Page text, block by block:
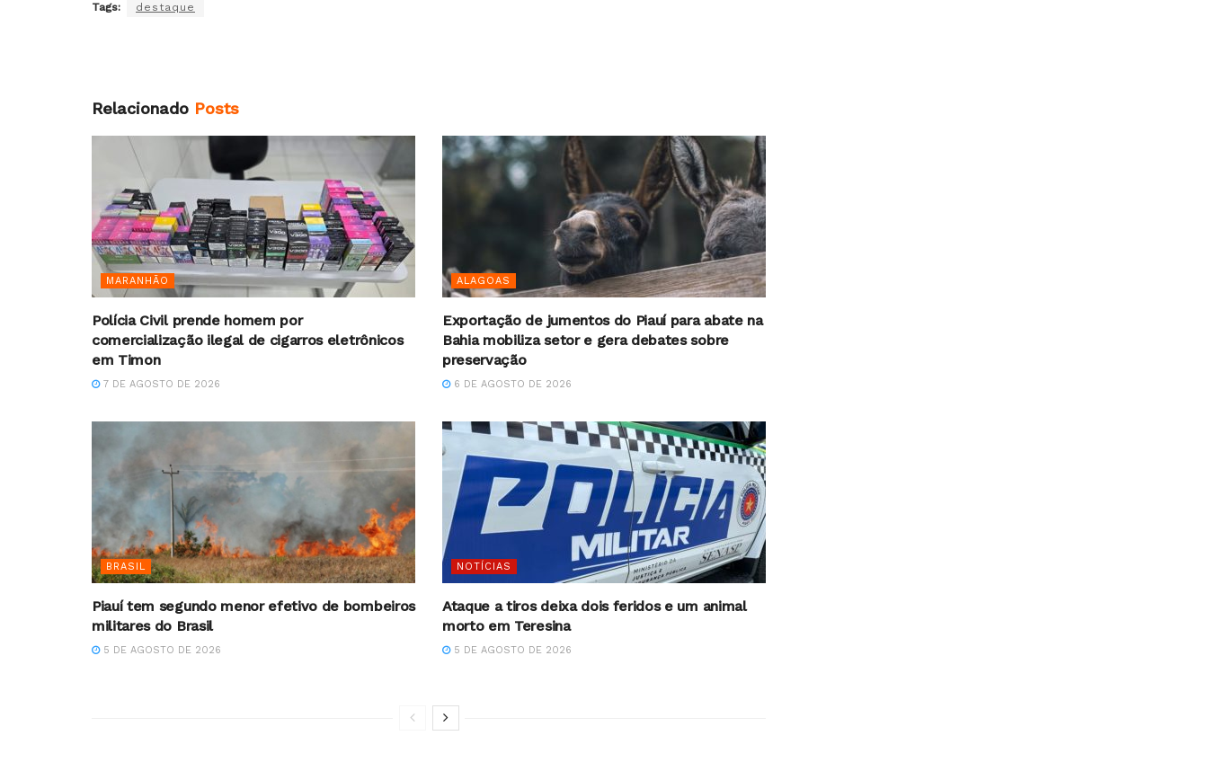
Tags: destaque
Relacionado Posts
MARANHÃO
Polícia Civil prende homem por
comercialização ilegal de cigarros eletrônicos
em Timon
7 DE AGOSTO DE 2026
ALAGOAS
Exportação de jumentos do Piauí para abate na
Bahia mobiliza setor e gera debates sobre
preservação
6 DE AGOSTO DE 2026
BRASIL
Piauí tem segundo menor efetivo de bombeiros
militares do Brasil
5 DE AGOSTO DE 2026
NOTÍCIAS
Ataque a tiros deixa dois feridos e um animal
morto em Teresina
5 DE AGOSTO DE 2026